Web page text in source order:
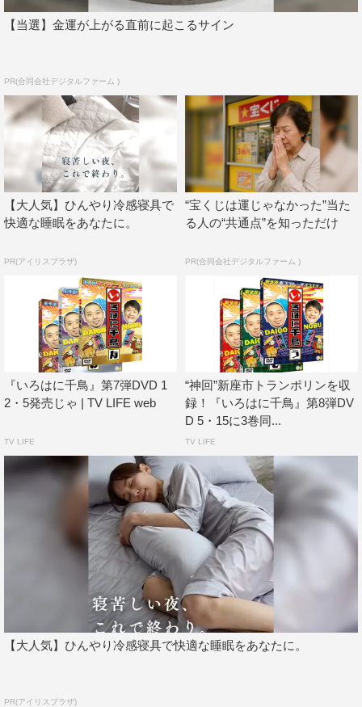
価格：各巻 3,600円（税別）
度）
販売元：株式会社テレビ埼玉
＜DVD3巻セット＋整理券付きイベントチケット＞
テレ玉家：http://www.shop-teletama.jp/shopbrand/ct52
よしもとネットショップ plus Yahoo!店：
https://store.shopping.yahoo.co.jp/shop-
※DVD3巻セット購入者のみチケット購入が可能。チケッ
ト単体の販売はなし。
※チケットはなくなり次第終了。
※チケットは1人あたり最大3枚まで購入可能。
※座席は全席指定ではありません。整理番号付きチケット
となり、整理番号はランダムとなります。
※集合時間になりましたらチケットに記載の整理番号順に
入場となります。集合時間を過ぎましたら後からの入場と
なります。
『いろはに千鳥』公開収録イベント概要
日時：2017年12月2日（土）
集合 10：30／開演 11：00
※公開収録は約90分を予定
場所：大宮ラクーンよしもと劇場（さいたま市大宮区宮町
1－60 大宮RAKUUN6階）
内容：『いろはに千鳥』公開収録
【当選】金運が上がる直前に起こるサイン
PR(合同会社デジタルファーム )
【大人気】ひんやり冷感寝具で
快適な睡眠をあなたに。
PR(アイリスプラザ)
“宝くじは運じゃなかった”当た
る人の“共通点”を知っただけ
PR(合同会社デジタルファーム )
『いろはに千鳥』第7弾DVD 1
2・5発売じゃ | TV LIFE web
TV LIFE
“神回”新座市トランポリンを収
録！『いろはに千鳥』第8弾DV
D 5・15に3巻同...
TV LIFE
【大人気】ひんやり冷感寝具で快適な睡眠をあなたに。
PR(アイリスプラザ)